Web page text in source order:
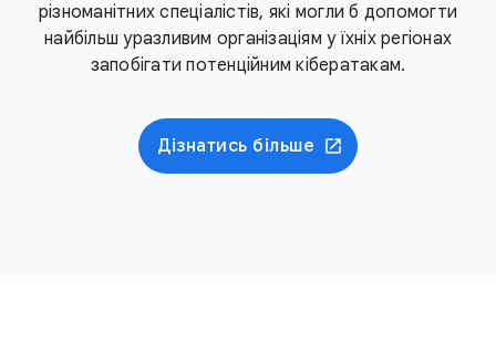
різноманітних спеціалістів, які могли б допомогти
найбільш уразливим організаціям у їхніх регіонах
запобігати потенційним кібератакам.
Дізнатись більше